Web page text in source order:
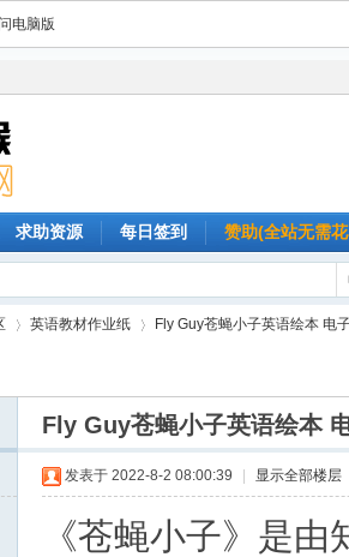
电脑版
求助资源 每日签到 赞助(全站无需
英语教材作业纸
›
Fly Guy苍蝇小子英语绘本 电
Fly Guy苍蝇小子英语绘本
发表于 2022-8-2 08:00:39 显示全部楼层
《苍蝇小子》是